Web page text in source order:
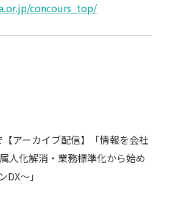
concours_top/
アーカイブ配信】「情報を会社
人化解消・業務標準化から始め
～」